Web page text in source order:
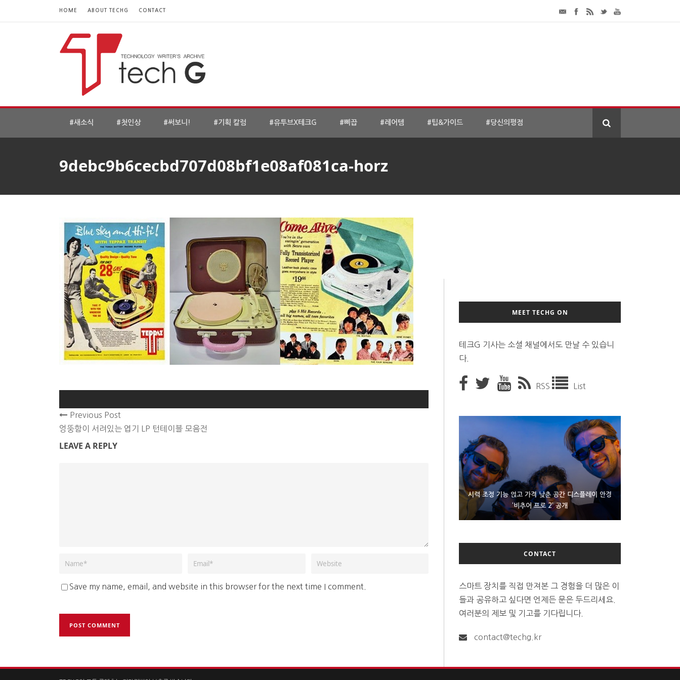
HOME ABOUT TECHG CONTACT
#새소식 #첫인상 #써보니! #기획 칼럼 #유투브X테크G #삐끕 #레어템 #팁&가이드 #당신의평점
9debc9b6cecbd707d08bf1e08af081ca-horz
Previous Post
엉뚱함이 서려있는 엽기 LP 턴테이블 모음전
LEAVE A REPLY
Save my name, email, and website in this browser for the next time I comment.
MEET TECHG ON
테크G 기사는 소셜 채널에서도 만날 수 있습니
다.
RSS List
시력 조정 기능 얹고 가격 낮춘 공간 디스플레이 안경
‘비추어 프로 2’ 공개
D램 부족에 10억달러어치 아이폰18 프로세서 패키징
대기 중
300~400달러 반지형 스피커 준비하는 오픈AI
CONTACT
스마트 장치를 직접 만져본 그 경험을 더 많은 이
들과 공유하고 싶다면 언제든 문은 두드리세요.
여러분의 제보 및 기고를 기다립니다.
contact@techg.kr